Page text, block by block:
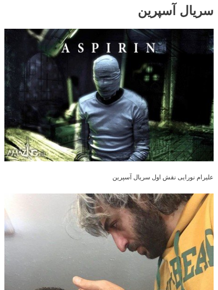
سریال آسپرین
علیرام نورایی نقش اول سریال آسپرین